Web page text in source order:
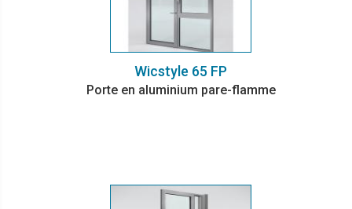
Wicstyle 65 FP
Porte en aluminium pare-flamme